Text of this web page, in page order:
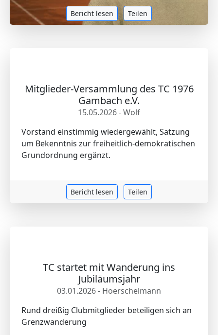
Bericht lesen Teilen
Mitglieder-Versammlung des TC 1976
Gambach e.V.
15.05.2026 - Wolf
Vorstand einstimmig wiedergewählt, Satzung
um Bekenntnis zur freiheitlich-demokratischen
Grundordnung ergänzt.
Bericht lesen Teilen
TC startet mit Wanderung ins
Jubiläumsjahr
03.01.2026 - Hoerschelmann
Rund dreißig Clubmitglieder beteiligen sich an
Grenzwanderung